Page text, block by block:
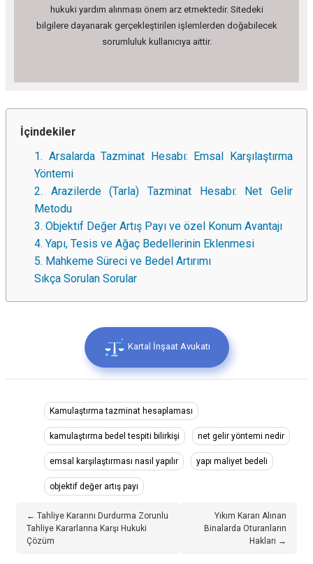
hukuki yardım alınması önem arz etmektedir. Sitedeki
bilgilere dayanarak gerçekleştirilen işlemlerden doğabilecek
sorumluluk kullanıcıya aittir.
İçindekiler
1. Arsalarda Tazminat Hesabı: Emsal Karşılaştırma
Yöntemi
2. Arazilerde (Tarla) Tazminat Hesabı: Net Gelir
Metodu
3. Objektif Değer Artış Payı ve özel Konum Avantajı
4. Yapı, Tesis ve Ağaç Bedellerinin Eklenmesi
5. Mahkeme Süreci ve Bedel Artırımı
Sıkça Sorulan Sorular
Kartal İnşaat Avukatı
Kamulaştırma tazminat hesaplaması
kamulaştırma bedel tespiti bilirkişi net gelir yöntemi nedir
emsal karşılaştırması nasıl yapılır yapı maliyet bedeli
objektif değer artış payı
← Tahliye Kararını Durdurma Zorunlu
Tahliye Kararlarına Karşı Hukuki
Çözüm
Yıkım Kararı Alınan
Binalarda Oturanların
Hakları →